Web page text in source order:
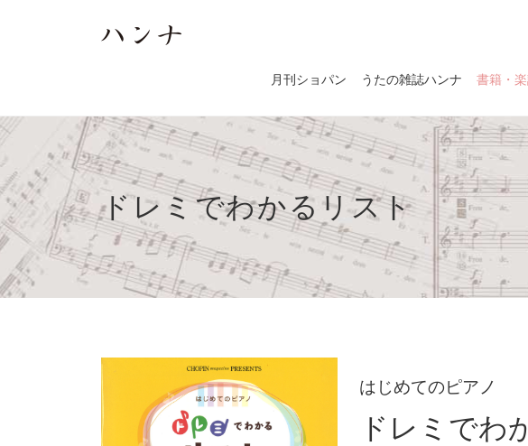
月刊ショパン うたの雑誌ハンナ 書籍・
ドレミでわかるリスト
はじめてのピアノ
ドレミでわ